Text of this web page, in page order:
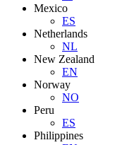
Mexico
ES
Netherlands
NL
New Zealand
EN
Norway
NO
Peru
ES
Philippines